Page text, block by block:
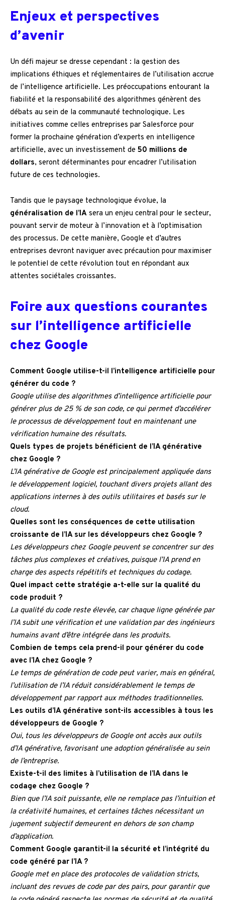
Enjeux et perspectives
d’avenir
Un défi majeur se dresse cependant : la gestion des
implications éthiques et réglementaires de l’utilisation accrue
de l’intelligence artificielle. Les préoccupations entourant la
fiabilité et la responsabilité des algorithmes génèrent des
débats au sein de la communauté technologique. Les
initiatives comme celles entreprises par Salesforce pour
former la prochaine génération d’experts en intelligence
artificielle, avec un investissement de 50 millions de
dollars, seront déterminantes pour encadrer l’utilisation
future de ces technologies.
Tandis que le paysage technologique évolue, la
généralisation de l’IA sera un enjeu central pour le secteur,
pouvant servir de moteur à l’innovation et à l’optimisation
des processus. De cette manière, Google et d’autres
entreprises devront naviguer avec précaution pour maximiser
le potentiel de cette révolution tout en répondant aux
attentes sociétales croissantes.
Foire aux questions courantes
sur l’intelligence artificielle
chez Google
Comment Google utilise-t-il l’intelligence artificielle pour
générer du code ?
Google utilise des algorithmes d’intelligence artificielle pour
générer plus de 25 % de son code, ce qui permet d’accélérer
le processus de développement tout en maintenant une
vérification humaine des résultats.
Quels types de projets bénéficient de l’IA générative
chez Google ?
L’IA générative de Google est principalement appliquée dans
le développement logiciel, touchant divers projets allant des
applications internes à des outils utilitaires et basés sur le
cloud.
Quelles sont les conséquences de cette utilisation
croissante de l’IA sur les développeurs chez Google ?
Les développeurs chez Google peuvent se concentrer sur des
tâches plus complexes et créatives, puisque l’IA prend en
charge des aspects répétitifs et techniques du codage.
Quel impact cette stratégie a-t-elle sur la qualité du
code produit ?
La qualité du code reste élevée, car chaque ligne générée par
l’IA subit une vérification et une validation par des ingénieurs
humains avant d’être intégrée dans les produits.
Combien de temps cela prend-il pour générer du code
avec l’IA chez Google ?
Le temps de génération de code peut varier, mais en général,
l’utilisation de l’IA réduit considérablement le temps de
développement par rapport aux méthodes traditionnelles.
Les outils d’IA générative sont-ils accessibles à tous les
développeurs de Google ?
Oui, tous les développeurs de Google ont accès aux outils
d’IA générative, favorisant une adoption généralisée au sein
de l’entreprise.
Existe-t-il des limites à l’utilisation de l’IA dans le
codage chez Google ?
Bien que l’IA soit puissante, elle ne remplace pas l’intuition et
la créativité humaines, et certaines tâches nécessitant un
jugement subjectif demeurent en dehors de son champ
d’application.
Comment Google garantit-il la sécurité et l’intégrité du
code généré par l’IA ?
Google met en place des protocoles de validation stricts,
incluant des revues de code par des pairs, pour garantir que